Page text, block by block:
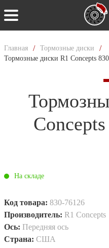
Главная / Тормозные диски /
Тормозные диски R1 Concepts
На складе
Код товара: 830-76126
Производитель: R1 Concepts
Ось: Передняя ось
Страна: США